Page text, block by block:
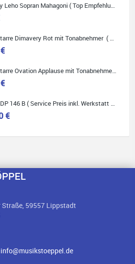
Immer wieder gerne..
Ukulele My Leho Sopran Mahagoni ( Top Empfehlung ! )
Westerngitarre Dimavery Rot mit Tonabnehmer ( Service Preis inkl. Werkstatt Service )
Westerngitarre Ovation Applause mit Tonabnehmer ( Service Preis inkl. Werkstatt Service )
Yamaha YDP 146 B ( Service Preis inkl. Werkstatt Service )
€
59557 Lippstadt
info@musikstoeppel.de